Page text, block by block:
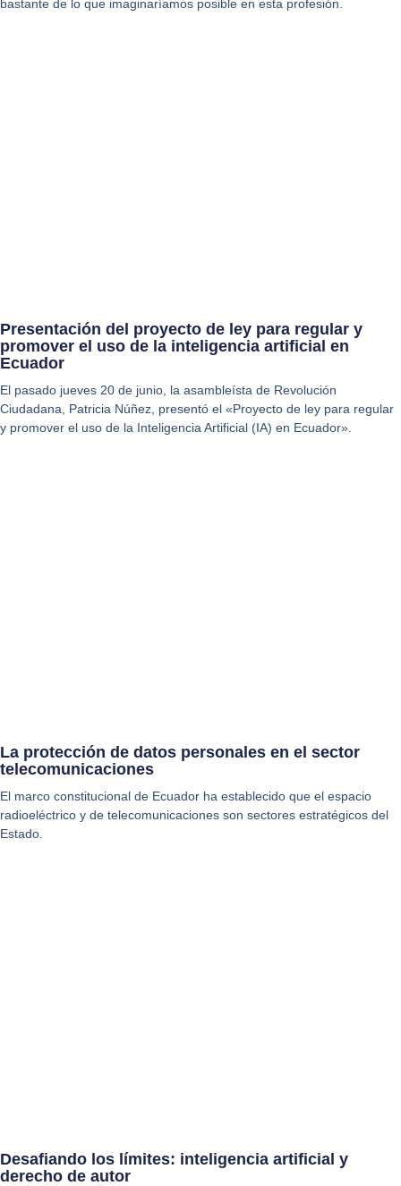
bastante de lo que imaginaríamos posible en esta profesión.
Presentación del proyecto de ley para regular y
promover el uso de la inteligencia artificial en
Ecuador
El pasado jueves 20 de junio, la asambleísta de Revolución
Ciudadana, Patricia Núñez, presentó el «Proyecto de ley para regular
y promover el uso de la Inteligencia Artificial (IA) en Ecuador».
La protección de datos personales en el sector
telecomunicaciones
El marco constitucional de Ecuador ha establecido que el espacio
radioeléctrico y de telecomunicaciones son sectores estratégicos del
Estado.
Desafiando los límites: inteligencia artificial y
derecho de autor